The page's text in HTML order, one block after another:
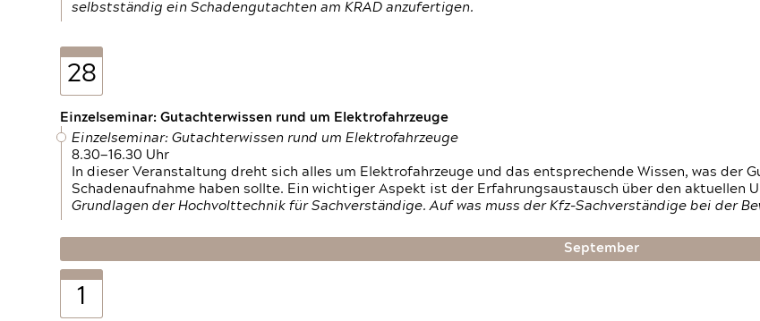
selbstständig ein Schadengutachten am KRAD anzufertigen.
28
Einzelseminar: Gutachterwissen rund um Elektrofahrzeuge
Einzelseminar: Gutachterwissen rund um Elektrofahrzeuge
8.30—16.30 Uhr
In dieser Veranstaltung dreht sich alles um Elektrofahrzeuge und das entsprechende Wissen, was der
Schadenaufnahme haben sollte. Ein wichtiger Aspekt ist der Erfahrungsaustausch über den aktuellen
Grundlagen der Hochvolttechnik für Sachverständige. Auf was muss der Kfz-Sachverständige bei der
September
1